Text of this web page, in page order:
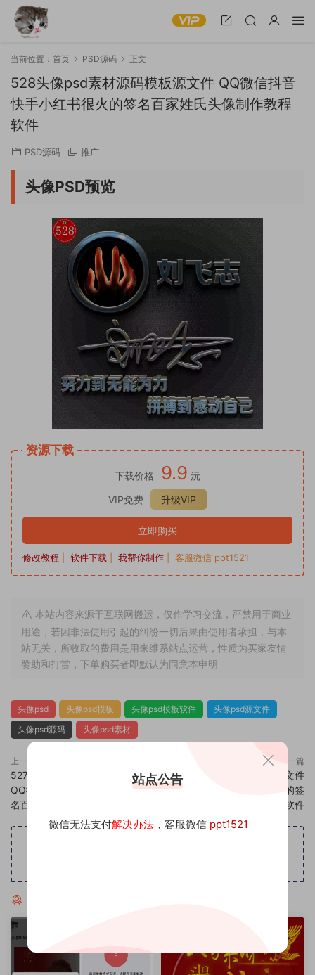
当前位置： 首页 PSD源码 正文
528头像psd素材源码模板源文件 QQ微信抖音
快手小红书很火的签名百家姓氏头像制作教程
软件
PSD源码 推广
头像PSD预览
资源下载
下载价格 9.9 沅
VIP免费
升级VIP
立即购买
修改教程 软件下载 我帮你制作 | 客服微信 ppt1521
本站内容来源于互联网搬运，仅作学习交流，严禁用于商业
用途，若因非法使用引起的纠纷一切后果由使用者承担，与本
站无关，所收取的费用是用来维系站点运营，性质为买家友情
赞助和打赏，下单购买者即默认为同意本申明
头像psd 头像psd模板 头像psd模板软件
头像psd源文件
头像psd源码
头像psd素材
上一篇
527头像psd素材源码模板源文件
QQ微信抖音快手小红书很火的签
名百家姓氏头像制作教程软件
下一篇
529头像psd素材源码模板源文件
QQ微信抖音快手小红书很火的签
名百家姓氏头像制作教程软件
猜你喜欢
站点公告
微信无法支付解决办法 ，客服微信 ppt1521